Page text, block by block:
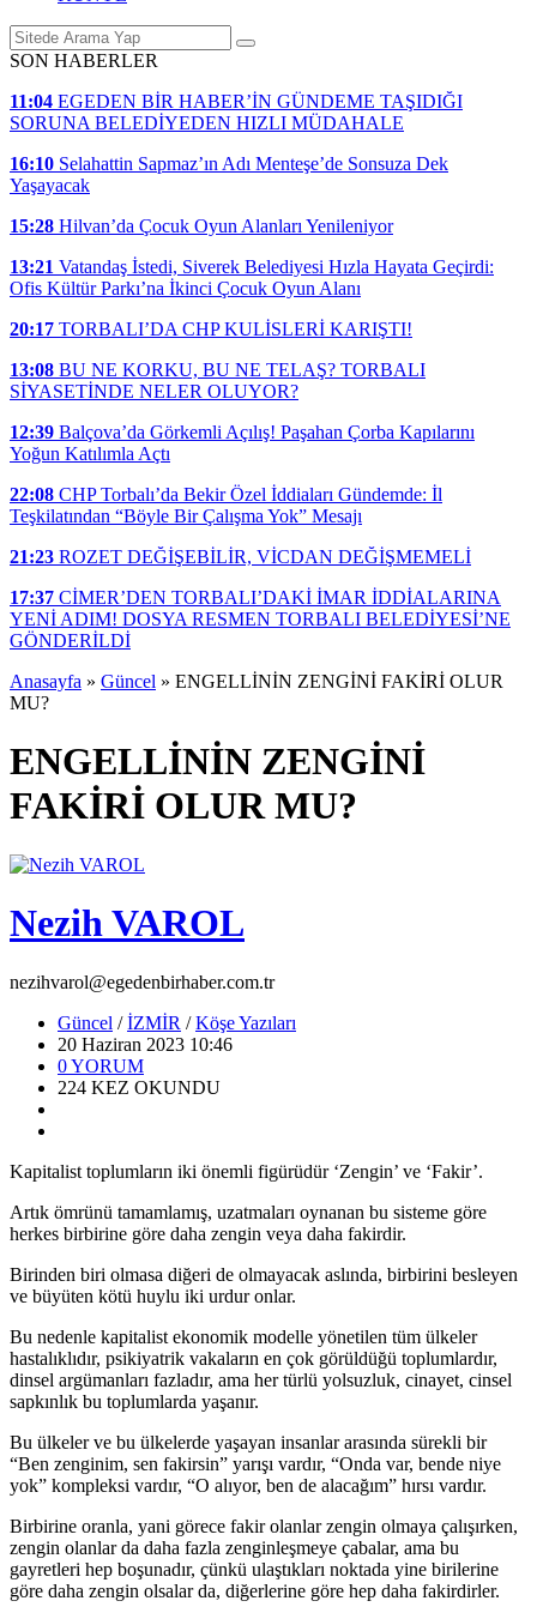
SON HABERLER
11:04 EGEDEN BİR HABER’İN GÜNDEME TAŞIDIĞI
SORUNA BELEDİYEDEN HIZLI MÜDAHALE
16:10 Selahattin Sapmaz’ın Adı Menteşe’de Sonsuza Dek
Yaşayacak
15:28 Hilvan’da Çocuk Oyun Alanları Yenileniyor
13:21 Vatandaş İstedi, Siverek Belediyesi Hızla Hayata Geçirdi:
Ofis Kültür Parkı’na İkinci Çocuk Oyun Alanı
20:17 TORBALI’DA CHP KULİSLERİ KARIŞTI!
13:08 BU NE KORKU, BU NE TELAŞ? TORBALI
SİYASETİNDE NELER OLUYOR?
12:39 Balçova’da Görkemli Açılış! Paşahan Çorba Kapılarını
Yoğun Katılımla Açtı
22:08 CHP Torbalı’da Bekir Özel İddiaları Gündemde: İl
Teşkilatından “Böyle Bir Çalışma Yok” Mesajı
21:23 ROZET DEĞİŞEBİLİR, VİCDAN DEĞİŞMEMELİ
17:37 CİMER’DEN TORBALI’DAKİ İMAR İDDİALARINA
YENİ ADIM! DOSYA RESMEN TORBALI BELEDİYESİ’NE
GÖNDERİLDİ
Anasayfa » Güncel » ENGELLİNİN ZENGİNİ FAKİRİ OLUR
MU?
ENGELLİNİN ZENGİNİ
FAKİRİ OLUR MU?
Nezih VAROL
nezihvarol@egedenbirhaber.com.tr
Güncel /İZMİR /Köşe Yazıları
20 Haziran 2023 10:46
0YORUM
224 KEZ OKUNDU
Kapitalist toplumların iki önemli figürüdür ‘Zengin’ ve ‘Fakir’.
Artık ömrünü tamamlamış, uzatmaları oynanan bu sisteme göre
herkes birbirine göre daha zengin veya daha fakirdir.
Birinden biri olmasa diğeri de olmayacak aslında, birbirini besleyen
ve büyüten kötü huylu iki urdur onlar.
Bu nedenle kapitalist ekonomik modelle yönetilen tüm ülkeler
hastalıklıdır, psikiyatrik vakaların en çok görüldüğü toplumlardır,
dinsel argümanları fazladır, ama her türlü yolsuzluk, cinayet, cinsel
sapkınlık bu toplumlarda yaşanır.
Bu ülkeler ve bu ülkelerde yaşayan insanlar arasında sürekli bir
“Ben zenginim, sen fakirsin” yarışı vardır, “Onda var, bende niye
yok” kompleksi vardır, “O alıyor, ben de alacağım” hırsı vardır.
Birbirine oranla, yani görece fakir olanlar zengin olmaya çalışırken,
zengin olanlar da daha fazla zenginleşmeye çabalar, ama bu
gayretleri hep boşunadır, çünkü ulaştıkları noktada yine birilerine
göre daha zengin olsalar da, diğerlerine göre hep daha fakirdirler.